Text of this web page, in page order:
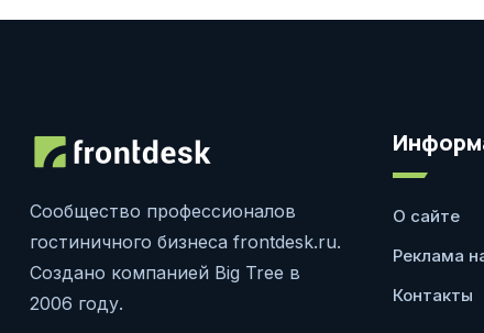
Сообщество профессионалов
гостиничного бизнеса frontdesk.ru.
Создано компанией Big Tree в
2006 году.
О сайте
Реклама
Контакты